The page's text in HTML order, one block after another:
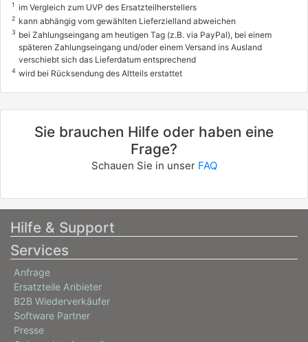
1 im Vergleich zum UVP des Ersatzteilherstellers
2 kann abhängig vom gewählten Lieferzielland abweichen
3 bei Zahlungseingang am heutigen Tag (z.B. via PayPal), bei einem
späteren Zahlungseingang und/oder einem Versand ins Ausland
verschiebt sich das Lieferdatum entsprechend
4 wird bei Rücksendung des Altteils erstattet
Sie brauchen Hilfe oder haben eine
Frage?
Schauen Sie in unser FAQ
Hilfe & Support
Services
Anfrage
Ersatzteile Anbieter
B2B Wiederverkäufer
Software Partner
Presse